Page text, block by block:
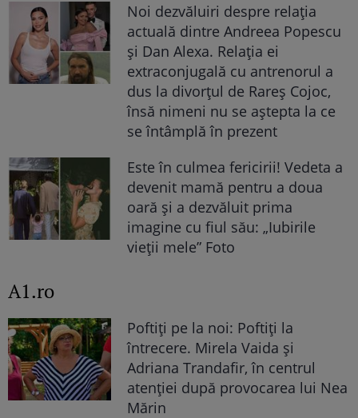
Noi dezvăluiri despre relația
actuală dintre Andreea Popescu
și Dan Alexa. Relația ei
extraconjugală cu antrenorul a
dus la divorțul de Rareș Cojoc,
însă nimeni nu se aștepta la ce
se întâmplă în prezent
Este în culmea fericirii! Vedeta a
devenit mamă pentru a doua
oară și a dezvăluit prima
imagine cu fiul său: „Iubirile
vieții mele” Foto
A1.ro
Poftiți pe la noi: Poftiți la
întrecere. Mirela Vaida și
Adriana Trandafir, în centrul
atenției după provocarea lui Nea
Mărin